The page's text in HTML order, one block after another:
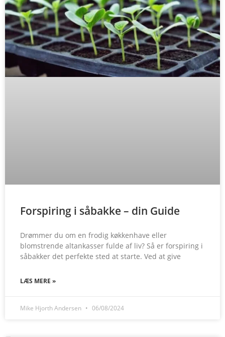
Forspiring i såbakke – din Guide
Drømmer du om en frodig køkkenhave eller
blomstrende altankasser fulde af liv? Så er forspiring i
såbakker det perfekte sted at starte. Ved at give
LÆS MERE »
Mike Hjorth Andersen 06/08/2024